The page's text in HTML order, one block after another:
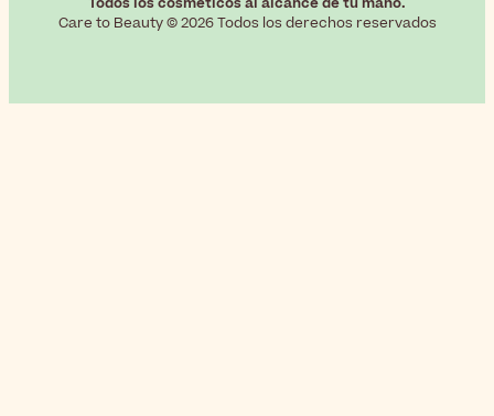
Care to Beauty © 2026 Todos los derechos reservados